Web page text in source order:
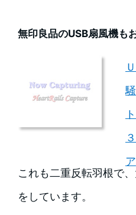
無印良品のUSB扇風機も
ア
これも二重反転羽根で
をしています。